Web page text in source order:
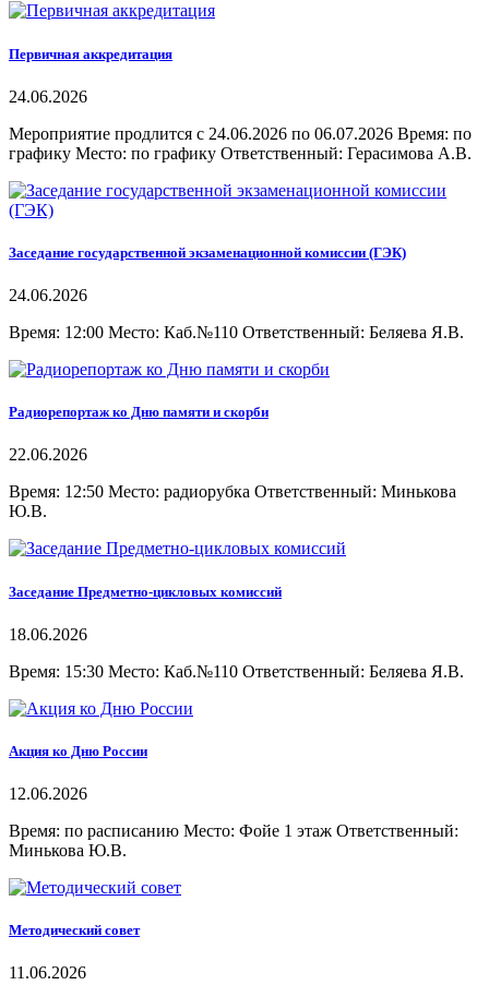
Первичная аккредитация
24.06.2026
Мероприятие продлится с 24.06.2026 по 06.07.2026 Время: по
графику Место: по графику Ответственный: Герасимова А.В.
Заседание государственной экзаменационной комиссии (ГЭК)
24.06.2026
Время: 12:00 Место: Каб.№110 Ответственный: Беляева Я.В.
Радиорепортаж ко Дню памяти и скорби
22.06.2026
Время: 12:50 Место: радиорубка Ответственный: Минькова
Ю.В.
Заседание Предметно-цикловых комиссий
18.06.2026
Время: 15:30 Место: Каб.№110 Ответственный: Беляева Я.В.
Акция ко Дню России
12.06.2026
Время: по расписанию Место: Фойе 1 этаж Ответственный:
Минькова Ю.В.
Методический совет
11.06.2026